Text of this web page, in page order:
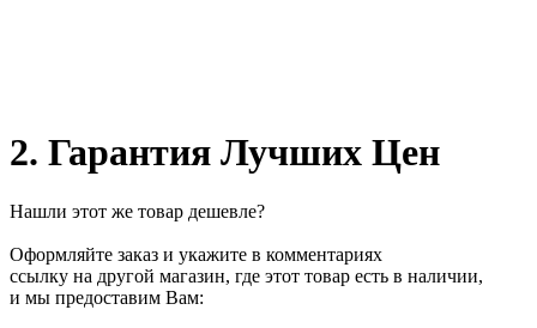
2. Гарантия Лучших Цен
Нашли этот же товар дешевле?
Оформляйте заказ и укажите в комментариях
ссылку на другой магазин, где этот товар есть в наличии,
и мы предоставим Вам: